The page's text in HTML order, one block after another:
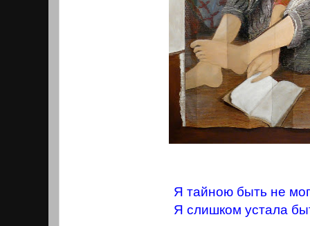
Я тайною быть не
Я слишком устала